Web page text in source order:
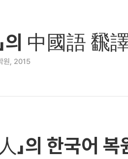
의 中國語 飜
원, 2015
」의 한국어